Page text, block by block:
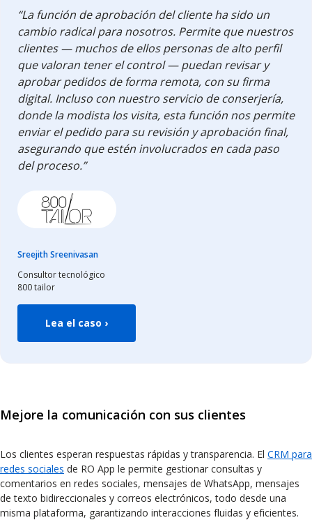
“La función de aprobación del cliente ha sido un
cambio radical para nosotros. Permite que nuestros
clientes — muchos de ellos personas de alto perfil
que valoran tener el control — puedan revisar y
aprobar pedidos de forma remota, con su firma
digital. Incluso con nuestro servicio de conserjería,
donde la modista los visita, esta función nos permite
enviar el pedido para su revisión y aprobación final,
asegurando que estén involucrados en cada paso
del proceso.”
Sreejith Sreenivasan
Consultor tecnológico
800 tailor
Lea el caso ›
Mejore la comunicación con sus clientes
Los clientes esperan respuestas rápidas y transparencia. El CRM para
redes sociales de RO App le permite gestionar consultas y
comentarios en redes sociales, mensajes de WhatsApp, mensajes
de texto bidireccionales y correos electrónicos, todo desde una
misma plataforma, garantizando interacciones fluidas y eficientes.